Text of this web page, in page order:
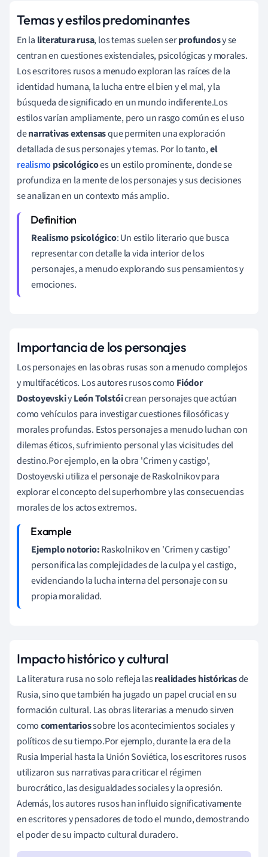
Temas y estilos predominantes
En la literatura rusa, los temas suelen serprofundosy se
centran en cuestiones existenciales, psicológicas y morales.
Los escritores rusos a menudo exploran las raíces de la
identidad humana, la lucha entre el bien y el mal, y la
búsqueda de significado en un mundo indiferente.Los
estilos varían ampliamente, pero un rasgo común es el uso
denarrativas extensasque permiten una exploración
detallada de sus personajes y temas. Por lo tanto,el
realismo psicológicoes un estilo prominente, donde se
profundiza en la mente de los personajes y sus decisiones
se analizan en un contexto más amplio.
Realismo psicológico: Un estilo literario que busca
representar con detalle la vida interior de los
personajes, a menudo explorando sus pensamientos y
emociones.
Importancia de los personajes
Los personajes en las obras rusas son a menudo complejos
y multifacéticos. Los autores rusos como Fiódor
DostoyevskiyLeón Tolstóicrean personajes que actúan
como vehículos para investigar cuestiones filosóficas y
morales profundas. Estos personajes a menudo luchan con
dilemas éticos, sufrimiento personal y las vicisitudes del
destino.Por ejemplo, en la obra 'Crimen y castigo',
Dostoyevski utiliza el personaje de Raskolnikov para
explorar el concepto del superhombre y las consecuencias
morales de los actos extremos.
Ejemplo notorio:Raskolnikov en 'Crimen y castigo'
personifica las complejidades de la culpa y el castigo,
evidenciando la lucha interna del personaje con su
propia moralidad.
Impacto histórico y cultural
La literatura rusa no solo refleja lasrealidades históricasde
Rusia, sino que también ha jugado un papel crucial en su
formación cultural. Las obras literarias a menudo sirven
comocomentariossobre los acontecimientos sociales y
políticos de su tiempo.Por ejemplo, durante la era de la
Rusia Imperial hasta la Unión Soviética, los escritores rusos
utilizaron sus narrativas para criticar el régimen
burocrático, las desigualdades sociales y la opresión.
Además, los autores rusos han influido significativamente
en escritores y pensadores de todo el mundo, demostrando
el poder de su impacto cultural duradero.